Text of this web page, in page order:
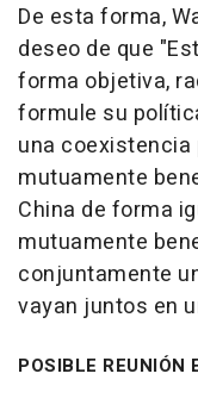
De esta forma,
deseo de que
forma objetiva,
formule su
una
mutuamente
China de forma
mutuamente
conjuntamente
vayan juntos en
POSIBLE REUNIÓN